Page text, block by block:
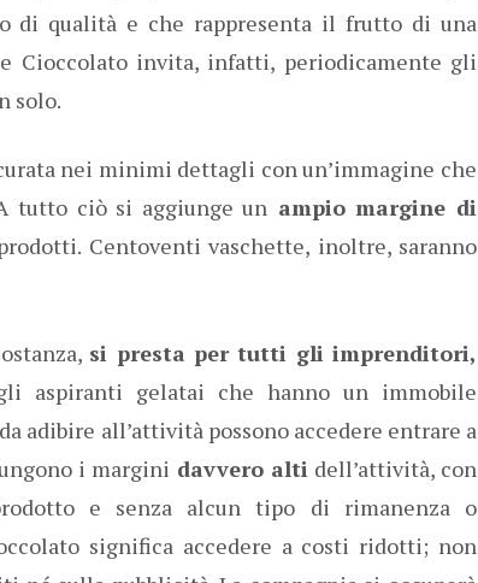
di qualità e che rappresenta il frutto di una
Cioccolato invita, infatti, periodicamente gli
solo.
nei minimi dettagli con un’immagine che
ciò si aggiunge un ampio margine di
Centoventi vaschette, inoltre, saranno
si presta per tutti gli imprenditori,
aspiranti gelatai che hanno un immobile
adibire all’attività possono accedere entrare a
i margini davvero alti dell’attività, con
e senza alcun tipo di rimanenza o
significa accedere a costi ridotti; non